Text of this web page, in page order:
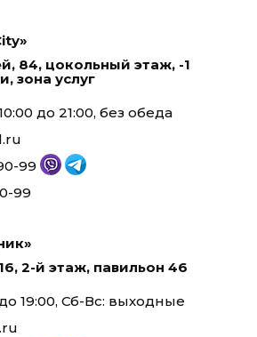
84, цокольный этаж, -1
зона услуг
до 21:00, без обеда
99
99
2-й этаж, павильон 46
19:00, Сб-Вс: выходные